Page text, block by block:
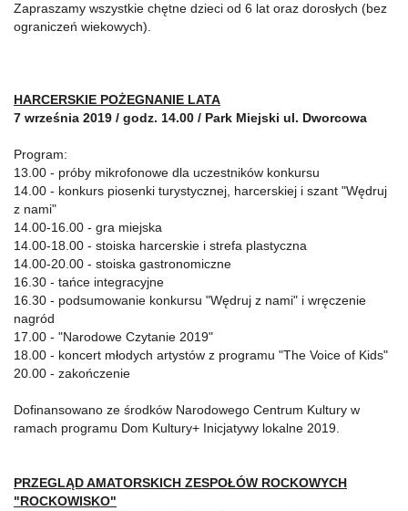
Zapraszamy wszystkie chętne dzieci od 6 lat oraz dorosłych (bez
ograniczeń wiekowych).
HARCERSKIE POŻEGNANIE LATA
7 września 2019 / godz. 14.00 / Park Miejski ul. Dworcowa
Program:
13.00 - próby mikrofonowe dla uczestników konkursu
14.00 - konkurs piosenki turystycznej, harcerskiej i szant "Wędruj
z nami"
14.00-16.00 - gra miejska
14.00-18.00 - stoiska harcerskie i strefa plastyczna
14.00-20.00 - stoiska gastronomiczne
16.30 - tańce integracyjne
16.30 - podsumowanie konkursu "Wędruj z nami" i wręczenie
nagród
17.00 - "Narodowe Czytanie 2019"
18.00 - koncert młodych artystów z programu "The Voice of Kids"
20.00 - zakończenie
Dofinansowano ze środków Narodowego Centrum Kultury w
ramach programu Dom Kultury+ Inicjatywy lokalne 2019.
PRZEGLĄD AMATORSKICH ZESPOŁÓW ROCKOWYCH
"ROCKOWISKO"